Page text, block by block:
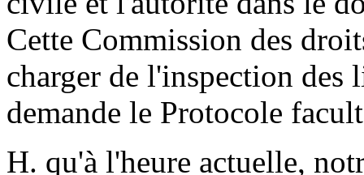
Cette Commission des
charger de l'inspection des
demande le Protocole
H. qu'à l'heure actuelle,